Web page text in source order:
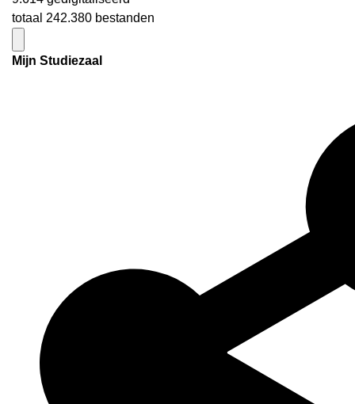
totaal 242.380 bestanden
Mijn Studiezaal